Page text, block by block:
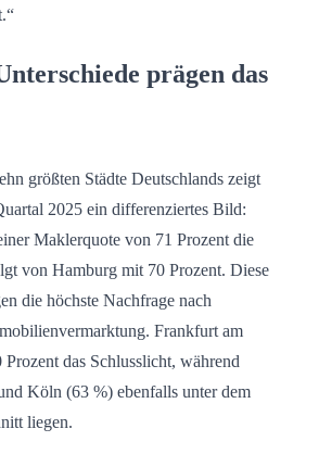
prägen das
größten Städte Deutschlands zeigt
2025 ein differenziertes Bild:
Maklerquote von 71 Prozent die
von Hamburg mit 70 Prozent. Diese
die höchste Nachfrage nach
Frankfurt am
das Schlusslicht, während
Köln (63 %) ebenfalls unter dem
liegen.